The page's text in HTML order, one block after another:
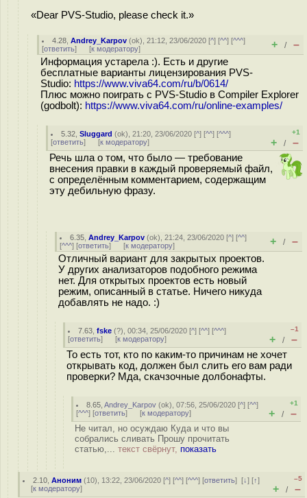
«Dear PVS-Studio, please check it.»
4.28 ,Andrey_Karpov (ok), 21:12, 23/06/2020 [^] [^^] [^^^]
[ответить] [к модератору] + / –
Информация устарела :). Есть и другие
бесплатные варианты лицензирования PVS-
Studio: https://www.viva64.com/ru/b/0614/
Плюс можно поиграть с PVS-Studio в Compiler Explorer
(godbolt): https://www.viva64.com/ru/online-examples/
5.32 ,Sluggard (ok), 21:20, 23/06/2020 [^] [^^] [^^^]
[ответить] [к модератору]
+1
+ / –
Речь шла о том, что было — требование
внесения правки в каждый проверяемый файл,
с определённым комментарием, содержащим
эту дебильную фразу.
6.35 ,Andrey_Karpov (ok), 21:24, 23/06/2020 [^] [^^]
[^^^] [ответить] [к модератору] + / –
Отличный вариант для закрытых проектов.
У других анализаторов подобного режима
нет. Для открытых проектов есть новый
режим, описанный в статье. Ничего никуда
добавлять не надо. :)
7.63 ,fske (?), 00:34, 25/06/2020 [^] [^^] [^^^]
[ответить] [к модератору]
–1
+ / –
То есть тот, кто по каким-то причинам не хочет
открывать код, должен был слить его вам ради
проверки? Мда, скачзочные долбонафты.
8.65 ,Andrey_Karpov (ok), 07:56, 25/06/2020 [^] [^^]
[^^^] [ответить] [к модератору]
+1
+ / –
Не читал, но осуждаю Куда и что вы
собрались сливать Прошу прочитать
статью,... текст свёрнут, показать
2.10 ,Аноним (10), 13:22, 23/06/2020 [^] [^^] [^^^] [ответить][↓] [↑]
[к модератору]
–5
+ / –